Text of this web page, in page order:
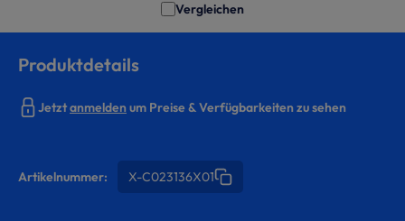
Vergleichen
Produktdetails
Jetztanmeldenum Preise & Verfügbarkeiten zu sehen
Artikelnummer: X-C023136X01